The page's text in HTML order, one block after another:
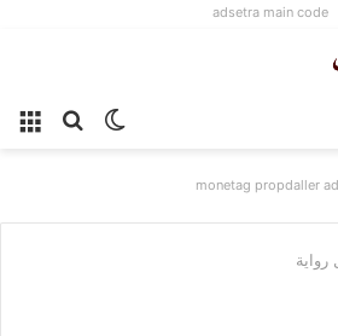
adsetra main code
بحث الوضع
monetag propdaller
رواية